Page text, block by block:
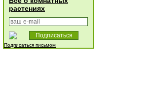
растениях
Подписаться письмом